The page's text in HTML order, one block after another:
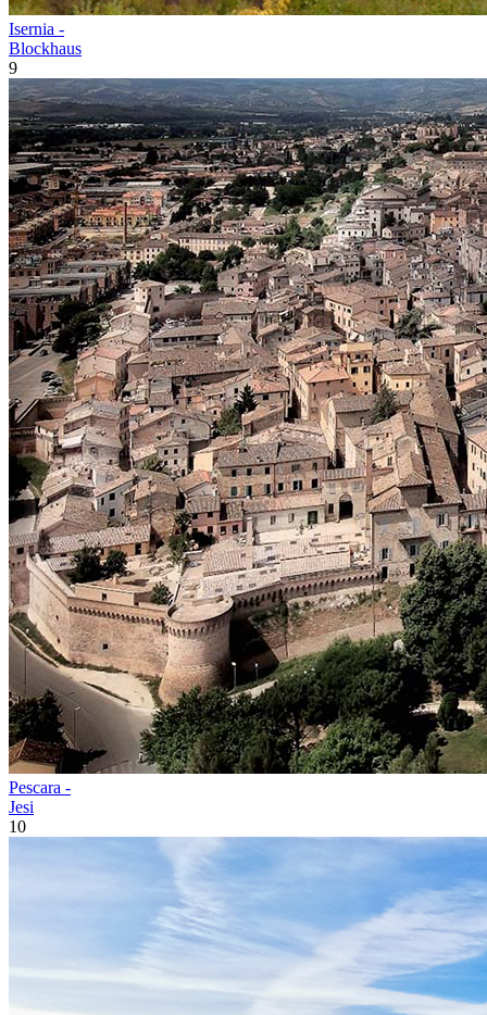
Isernia -
Blockhaus
9
Pescara -
Jesi
10